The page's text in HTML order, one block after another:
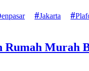
Jakarta
Rumah Murah